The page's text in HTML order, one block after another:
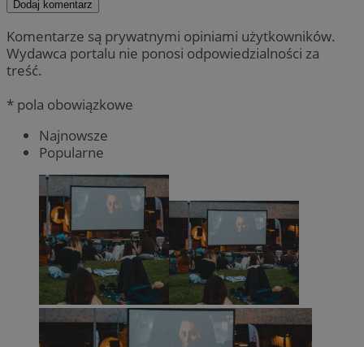
Dodaj komentarz
Komentarze są prywatnymi opiniami użytkowników.
Wydawca portalu nie ponosi odpowiedzialności za
treść.
* pola obowiązkowe
Najnowsze
Popularne